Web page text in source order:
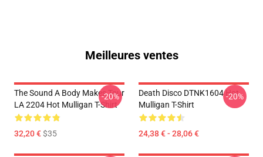
Meilleures ventes
The Sound A Body Makes Tour
LA 2204 Hot Mulligan T-Shirt
32,20 €$35
-20%
Death Disco DTNK1604 Hot
Mulligan T-Shirt
24,38 € - 28,06 €
-20%